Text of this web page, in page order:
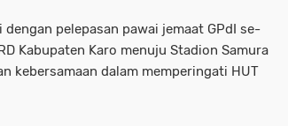
pelepasan pawai jemaat GPdI se-
Kabupaten Karo menuju Stadion Samura
kebersamaan dalam memperingati HUT